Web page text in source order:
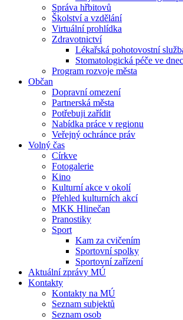
Správa hřbitovů
Školství a vzdělání
Virtuální prohlídka
Zdravotnictví
Lékařská pohotovostní
Stomatologická péče ve
Program rozvoje města
Občan
Dopravní omezení
Partnerská města
Potřebuji zařídit
Nabídka práce v regionu
Veřejný ochránce práv
Volný čas
Církve
Fotogalerie
Kino
Kulturní akce v okolí
Přehled kulturních akcí
MKK Hlinečan
Pranostiky
Sport
Kam za cvičením
Sportovní spolky
Sportovní zařízení
Aktuální zprávy MÚ
Kontakty
Kontakty na MÚ
Seznam subjektů
Seznam osob